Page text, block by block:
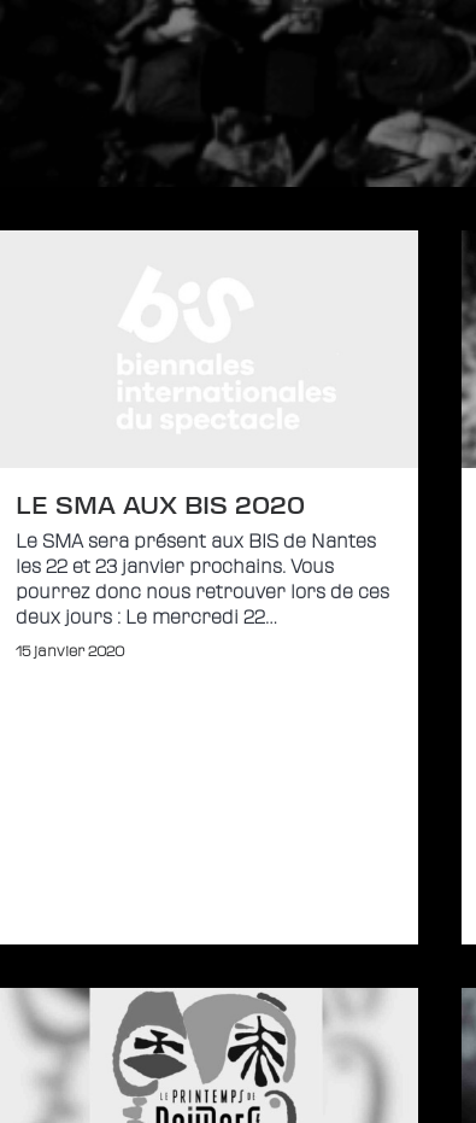
LE SMA AUX BIS 2020
Le SMA sera présent aux BIS de Nantes
les 22 et 23 janvier prochains. Vous
pourrez donc nous retrouver lors de ces
deux jours : Le mercredi 22…
15 janvier 2020